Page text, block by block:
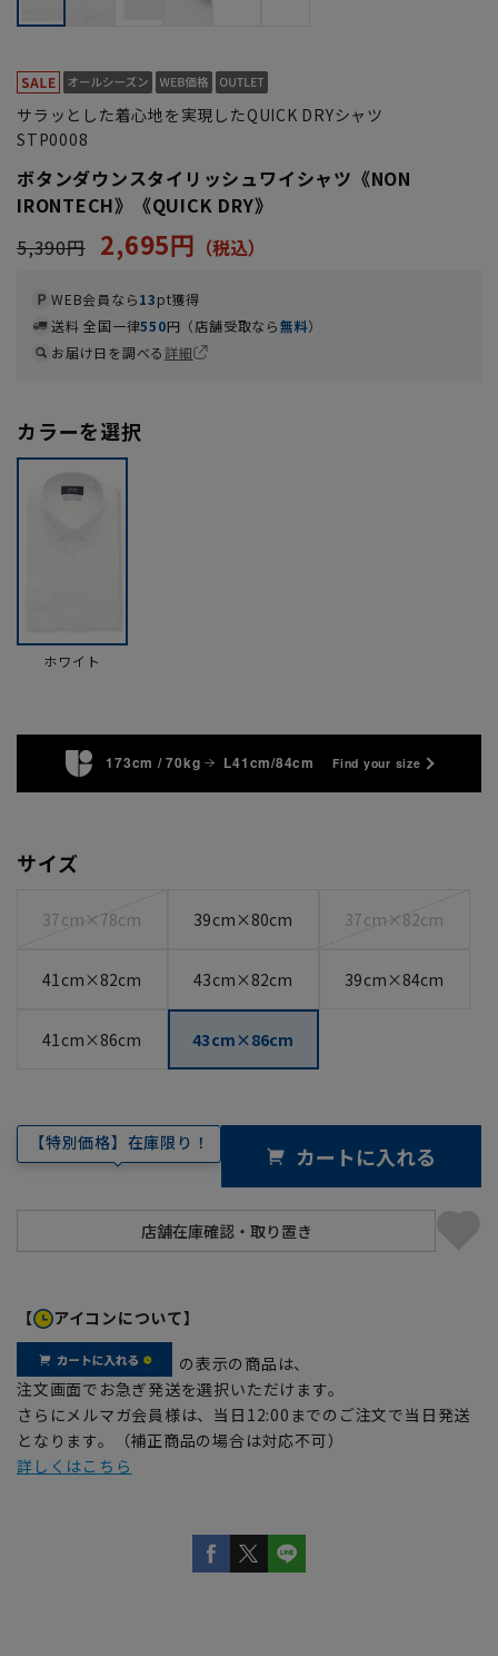
サラッとした着心地を実現したQUICK DRYシャツ
STP0008
ボタンダウンスタイリッシュワイシャツ《NON
IRONTECH》《QUICK DRY》
5,390円 2,695円
WEB会員なら13pt獲得
送料 全国一律550円（店舗受取なら無料）
お届け日を調べる詳細
カラーを選択
ホワイト
173cm / 70kg L41cm/84cm Find your size
サイズ
37cm×78cm 39cm×80cm 37cm×82cm
41cm×82cm 43cm×82cm 39cm×84cm
41cm×86cm 43cm×86cm
【特別価格】在庫限り！ カートに入れる
【 アイコンについて】
の表示の商品は、
注文画面でお急ぎ発送を選択いただけます。
さらにメルマガ会員様は、当日12:00までのご注文で当日発送
となります。（補正商品の場合は対応不可）
詳しくはこちら